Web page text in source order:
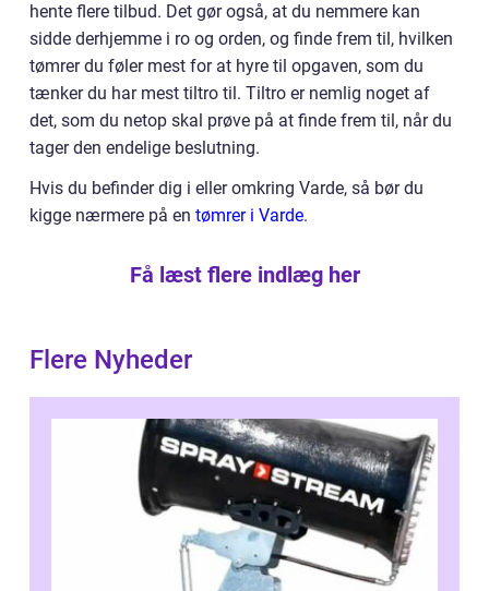
hente flere tilbud. Det gør også, at du nemmere kan
sidde derhjemme i ro og orden, og finde frem til, hvilken
tømrer du føler mest for at hyre til opgaven, som du
tænker du har mest tiltro til. Tiltro er nemlig noget af
det, som du netop skal prøve på at finde frem til, når du
tager den endelige beslutning.
Hvis du befinder dig i eller omkring Varde, så bør du
kigge nærmere på en tømrer i Varde.
Få læst flere indlæg her
Flere Nyheder